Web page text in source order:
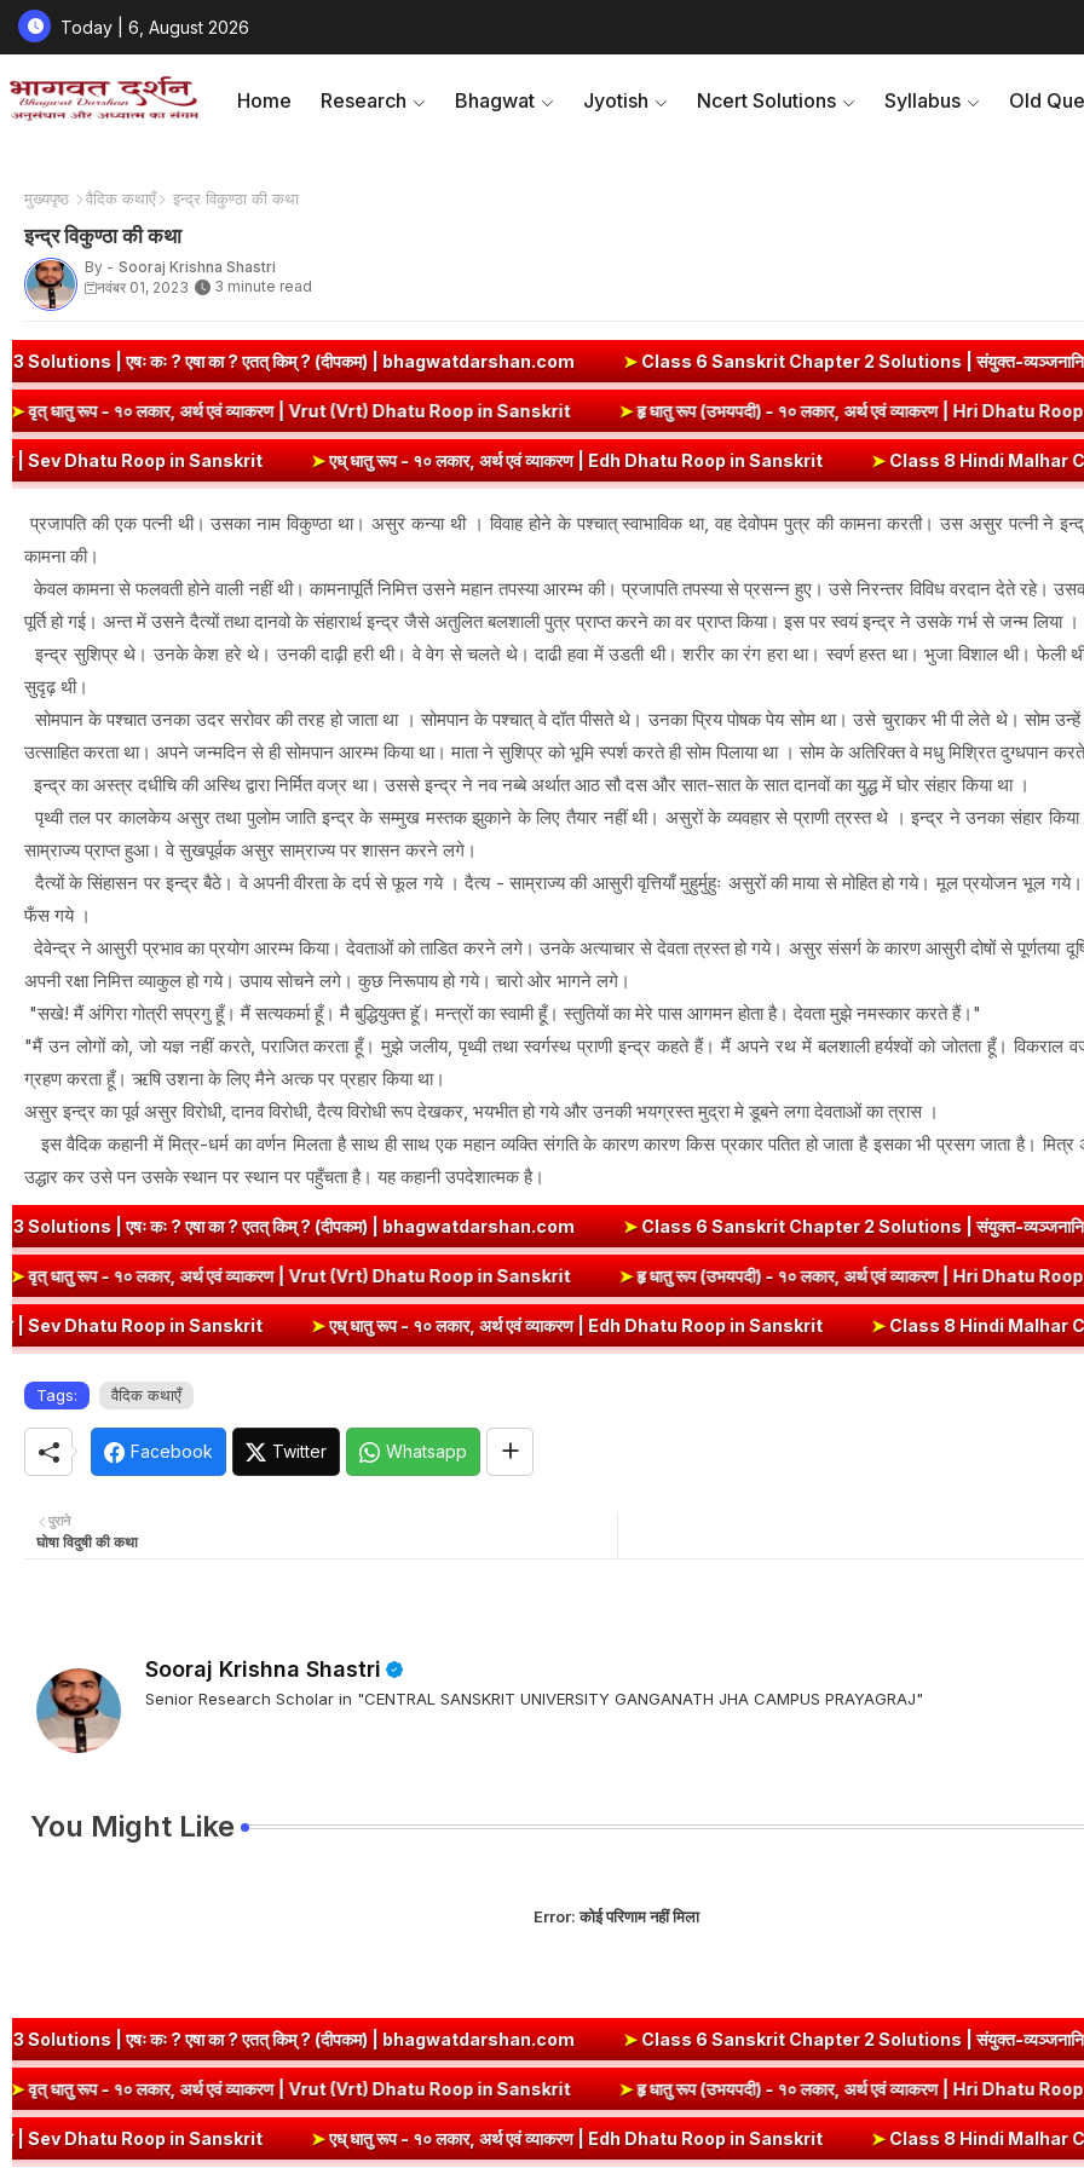
Today | 6, August 2026
Home Research Bhagwat Jyotish Ncert Solutions Syllabus Old
मुख्यपृष्ठ वैदिक कथाएँ इन्द्र विकुण्ठा की कथा
इन्द्र विकुण्ठा की कथा
By - Sooraj Krishna Shastri
नवंबर 01, 2023
3 minute read
कः ? एषा का ? एतत् किम् ? (दीपकम) | bhagwatdarshan.com ➤Class 6 Sanskrit Chapter 2 Solutions | संयुक्त-व्यञ्जनानि (दीपकम) |
➤वृत् धातु रूप - १० लकार, अर्थ एवं व्याकरण | Vrut (Vrt) Dhatu Roop in Sanskrit ➤हृ धातु रूप (उभयपदी) - १० लकार, अर्थ एवं व्याकरण |
Dhatu Roop in Sanskrit ➤एध् धातु रूप - १० लकार, अर्थ एवं व्याकरण | Edh Dhatu Roop in Sanskrit ➤Class 8 Hindi Malhar Chapter 4
प्रजापति की एक पत्नी थी। उसका नाम विकुण्ठा था। असुर कन्या थी । विवाह होने के पश्चात् स्वाभाविक था, वह देवोपम पुत्र की कामना करती। उस असुर पत्नी ने
कामना की।
केवल कामना से फलवती होने वाली नहीं थी। कामनापूर्ति निमित्त उसने महान तपस्या आरम्भ की। प्रजापति तपस्या से प्रसन्न हुए। उसे निरन्तर विविध वरदान देते रहे।
पूर्ति हो गई। अन्त में उसने दैत्यों तथा दानवो के संहारार्थ इन्द्र जैसे अतुलित बलशाली पुत्र प्राप्त करने का वर प्राप्त किया। इस पर स्वयं इन्द्र ने उसके गर्भ से जन्म लिया ।
इन्द्र सुशिप्र थे। उनके केश हरे थे। उनकी दाढ़ी हरी थी। वे वेग से चलते थे। दाढी हवा में उडती थी। शरीर का रंग हरा था। स्वर्ण हस्त था। भुजा विशाल थी। फेली
सुदृढ़ थी।
सोमपान के पश्चात उनका उदर सरोवर की तरह हो जाता था । सोमपान के पश्चात् वे दॉत पीसते थे। उनका प्रिय पोषक पेय सोम था। उसे चुराकर भी पी लेते थे। सोम उन्हें
उत्साहित करता था। अपने जन्मदिन से ही सोमपान आरम्भ किया था। माता ने सुशिप्र को भूमि स्पर्श करते ही सोम पिलाया था । सोम के अतिरिक्त वे मधु मिश्रित दुग्धपान
इन्द्र का अस्त्र दधीचि की अस्थि द्वारा निर्मित वज्र था। उससे इन्द्र ने नव नब्बे अर्थात आठ सौ दस और सात-सात के सात दानवों का युद्ध में घोर संहार किया था ।
पृथ्वी तल पर कालकेय असुर तथा पुलोम जाति इन्द्र के सम्मुख मस्तक झुकाने के लिए तैयार नहीं थी। असुरों के व्यवहार से प्राणी त्रस्त थे । इन्द्र ने उनका संहार
साम्राज्य प्राप्त हुआ। वे सुखपूर्वक असुर साम्राज्य पर शासन करने लगे।
दैत्यों के सिंहासन पर इन्द्र बैठे। वे अपनी वीरता के दर्प से फूल गये । दैत्य - साम्राज्य की आसुरी वृत्तियाँ मुहुर्मुहुः असुरों की माया से मोहित हो गये। मूल प्रयोजन भूल
फँस गये ।
देवेन्द्र ने आसुरी प्रभाव का प्रयोग आरम्भ किया। देवताओं को ताडित करने लगे। उनके अत्याचार से देवता त्रस्त हो गये। असुर संसर्ग के कारण आसुरी दोषों से पूर्णतया
अपनी रक्षा निमित्त व्याकुल हो गये। उपाय सोचने लगे। कुछ निरूपाय हो गये। चारो ओर भागने लगे।
"सखे! मैं अंगिरा गोत्री सप्रगु हूँ। मैं सत्यकर्मा हूँ। मै बुद्धियुक्त हॅू। मन्त्रों का स्वामी हूँ। स्तुतियों का मेरे पास आगमन होता है। देवता मुझे नमस्कार करते हैं।"
"मैं उन लोगों को, जो यज्ञ नहीं करते, पराजित करता हूँ। मुझे जलीय, पृथ्वी तथा स्वर्गस्थ प्राणी इन्द्र कहते हैं। मैं अपने रथ में बलशाली हर्यश्वों को जोतता हूँ। विकराल
ग्रहण करता हूँ। ऋषि उशना के लिए मैने अत्क पर प्रहार किया था।
असुर इन्द्र का पूर्व असुर विरोधी, दानव विरोधी, दैत्य विरोधी रूप देखकर, भयभीत हो गये और उनकी भयग्रस्त मुद्रा मे डूबने लगा देवताओं का त्रास ।
इस वैदिक कहानी में मित्र-धर्म का वर्णन मिलता है साथ ही साथ एक महान व्यक्ति संगति के कारण कारण किस प्रकार पतित हो जाता है इसका भी प्रसग जाता है। मित्र
उद्धार कर उसे पन उसके स्थान पर स्थान पर पहुँचता है। यह कहानी उपदेशात्मक है।
कः ? एषा का ? एतत् किम् ? (दीपकम) | bhagwatdarshan.com ➤Class 6 Sanskrit Chapter 2 Solutions | संयुक्त-व्यञ्जनानि (दीपकम) |
➤वृत् धातु रूप - १० लकार, अर्थ एवं व्याकरण | Vrut (Vrt) Dhatu Roop in Sanskrit ➤हृ धातु रूप (उभयपदी) - १० लकार, अर्थ एवं व्याकरण | Hri
Dhatu Roop in Sanskrit ➤एध् धातु रूप - १० लकार, अर्थ एवं व्याकरण | Edh Dhatu Roop in Sanskrit ➤Class 8 Hindi Malhar Chapter 4
Tags: वैदिक कथाएँ
Facebook Twitter Whatsapp
पुराने
घोषा विदुषी की कथा
Sooraj Krishna Shastri
Senior Research Scholar in "CENTRAL SANSKRIT UNIVERSITY GANGANATH JHA CAMPUS PRAYAGRAJ"
You Might Like
Error:कोई परिणाम नहीं मिला
कः ? एषा का ? एतत् किम् ? (दीपकम) | bhagwatdarshan.com ➤Class 6 Sanskrit Chapter 2 Solutions | संयुक्त-व्यञ्जनानि (दीपकम) |
➤वृत् धातु रूप - १० लकार, अर्थ एवं व्याकरण | Vrut (Vrt) Dhatu Roop in Sanskrit ➤हृ धातु रूप (उभयपदी) - १० लकार, अर्थ एवं व्याकरण | Hri
Dhatu Roop in Sanskrit ➤एध् धातु रूप - १० लकार, अर्थ एवं व्याकरण | Edh Dhatu Roop in Sanskrit ➤Class 8 Hindi Malhar Chapter 4